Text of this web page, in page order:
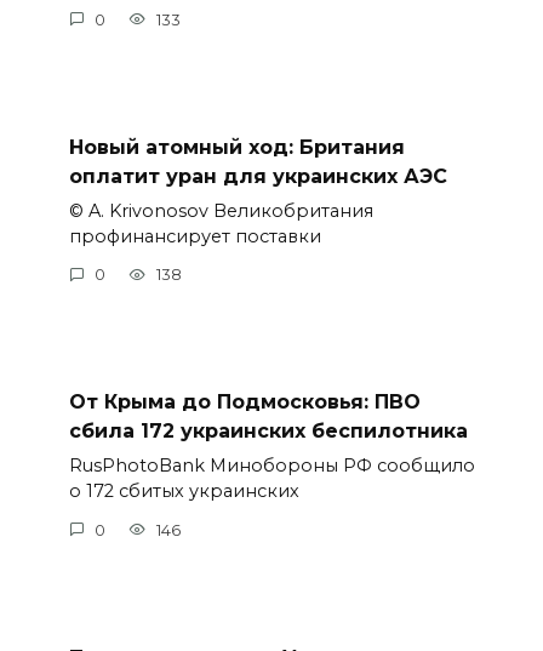
0 133
Новый атомный ход: Британия
оплатит уран для украинских АЭС
© A. Krivonosov Великобритания
профинансирует поставки
0 138
От Крыма до Подмосковья: ПВО
сбила 172 украинских беспилотника
RusPhotoBank Минобороны РФ сообщило
о 172 сбитых украинских
0 146